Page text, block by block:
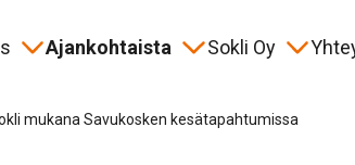
Historia
yhteistyö Turvallisuus
Ajankohtaista Sokli Oy
Mine -hanke Materiaalipankki
Hakusana
mukana Savukosken kesätapahtumissa